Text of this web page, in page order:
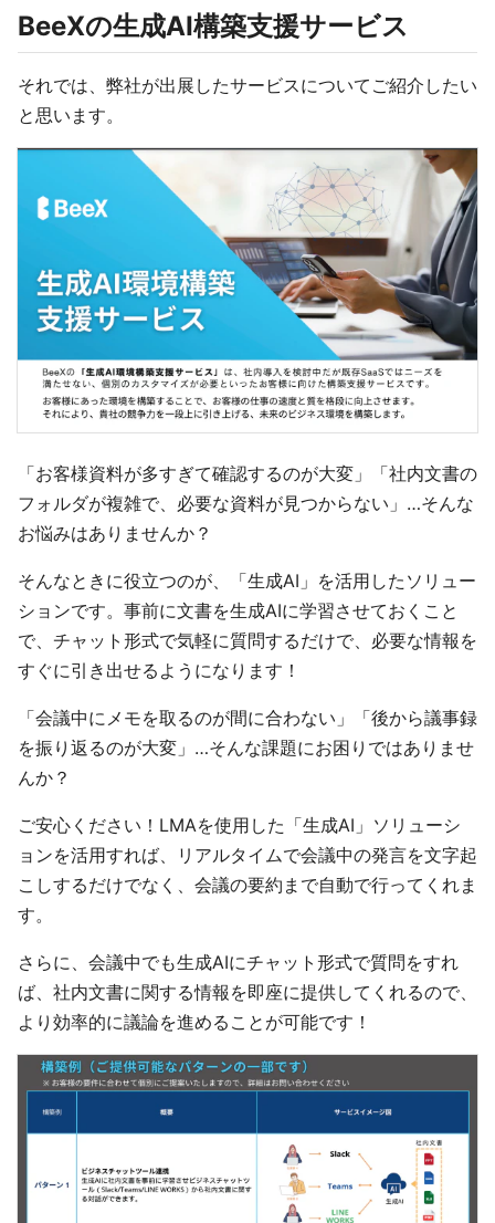
BeeXの生成AI構築支援サービス
それでは、弊社が出展したサービスについてご紹介したい
と思います。
「お客様資料が多すぎて確認するのが大変」「社内文書の
フォルダが複雑で、必要な資料が見つからない」…そんな
お悩みはありませんか？
そんなときに役立つのが、「生成AI」を活用したソリュー
ションです。事前に文書を生成AIに学習させておくこと
で、チャット形式で気軽に質問するだけで、必要な情報を
すぐに引き出せるようになります！
「会議中にメモを取るのが間に合わない」「後から議事録
を振り返るのが大変」…そんな課題にお困りではありませ
んか？
ご安心ください！LMAを使用した「生成AI」ソリューシ
ョンを活用すれば、リアルタイムで会議中の発言を文字起
こしするだけでなく、会議の要約まで自動で行ってくれま
す。
さらに、会議中でも生成AIにチャット形式で質問をすれ
ば、社内文書に関する情報を即座に提供してくれるので、
より効率的に議論を進めることが可能です！